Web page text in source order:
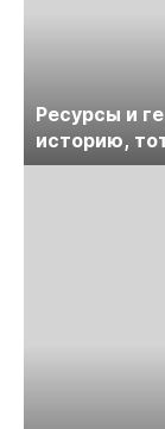
Ресурсы и
историю,